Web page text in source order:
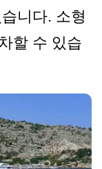
니다. 소형
할 수 있습